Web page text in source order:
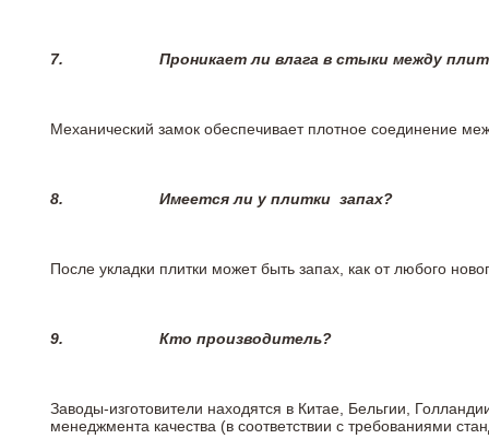
7. Проникает ли влага в стыки между
Механический замок обеспечивает плотное соединение
8. Имеется ли у плитки запах?
После укладки плитки может быть запах, как от любого
9. Кто производитель?
Заводы-изготовители находятся в Китае, Бельгии,
менеджмента качества (в соответствии с требованиями